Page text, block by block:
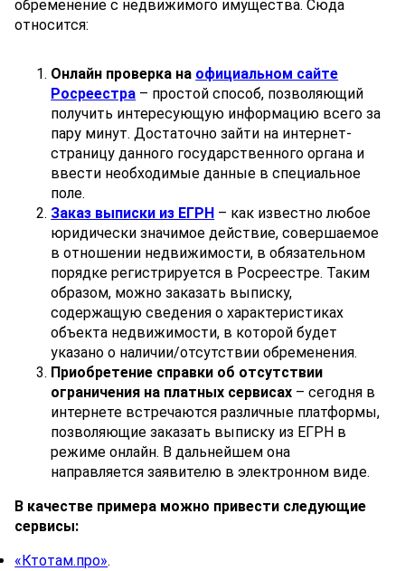
обременение с недвижимого имущества. Сюда
относится:
Онлайн проверка на официальном сайте
Росреестра – простой способ, позволяющий
получить интересующую информацию всего за
пару минут. Достаточно зайти на интернет-
страницу данного государственного органа и
ввести необходимые данные в специальное
поле.
Заказ выписки из ЕГРН – как известно любое
юридически значимое действие, совершаемое
в отношении недвижимости, в обязательном
порядке регистрируется в Росреестре. Таким
образом, можно заказать выписку,
содержащую сведения о характеристиках
объекта недвижимости, в которой будет
указано о наличии/отсутствии обременения.
Приобретение справки об отсутствии
ограничения на платных сервисах – сегодня в
интернете встречаются различные платформы,
позволяющие заказать выписку из ЕГРН в
режиме онлайн. В дальнейшем она
направляется заявителю в электронном виде.
В качестве примера можно привести следующие
сервисы:
«Ктотам.про».